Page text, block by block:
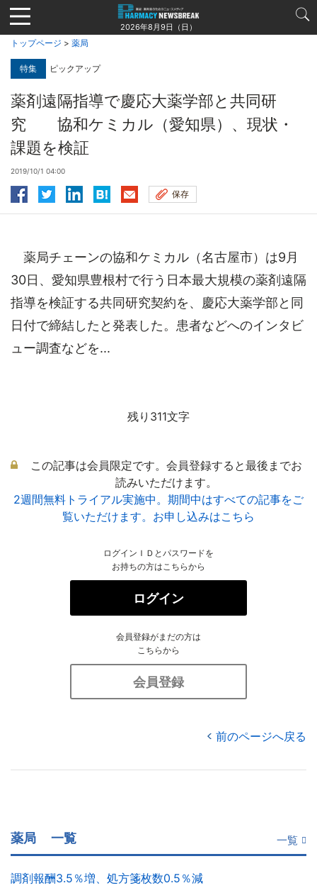
Jump
to
navigation
2026年8月9日（日）
トップページ > 薬局
特集 ピックアップ
薬剤遠隔指導で慶応大薬学部と共同研
究 協和ケミカル（愛知県）、現状・
課題を検証
2019/10/1 04:00
保存
薬局チェーンの協和ケミカル（名古屋市）は9月
30日、愛知県豊根村で行う日本最大規模の薬剤遠隔
指導を検証する共同研究契約を、慶応大薬学部と同
日付で締結したと発表した。患者などへのインタビ
ュー調査などを...
残り311文字
この記事は会員限定です。会員登録すると最後までお
読みいただけます。
2週間無料トライアル実施中。期間中はすべての記事をご
覧いただけます。お申し込みはこちら
ログインＩＤとパスワードを
お持ちの方はこちらから
ログイン
会員登録がまだの方は
こちらから
会員登録
前のページへ戻る
薬局 一覧 一覧
調剤報酬3.5％増、処方箋枚数0.5％減